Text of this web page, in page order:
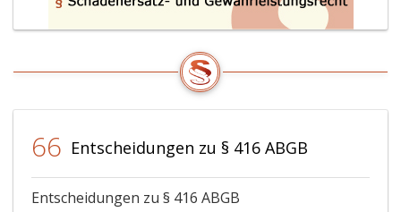
66 Entscheidungen zu § 416 ABGB
Entscheidungen zu § 416 ABGB